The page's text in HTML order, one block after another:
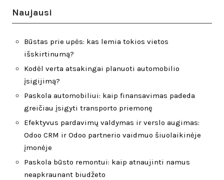
Naujausi
Būstas prie upės: kas lemia tokios vietos
išskirtinumą?
Kodėl verta atsakingai planuoti automobilio
įsigijimą?
Paskola automobiliui: kaip finansavimas padeda
greičiau įsigyti transporto priemonę
Efektyvus pardavimų valdymas ir verslo augimas:
Odoo CRM ir Odoo partnerio vaidmuo šiuolaikinėje
įmonėje
Paskola būsto remontui: kaip atnaujinti namus
neapkraunant biudžeto